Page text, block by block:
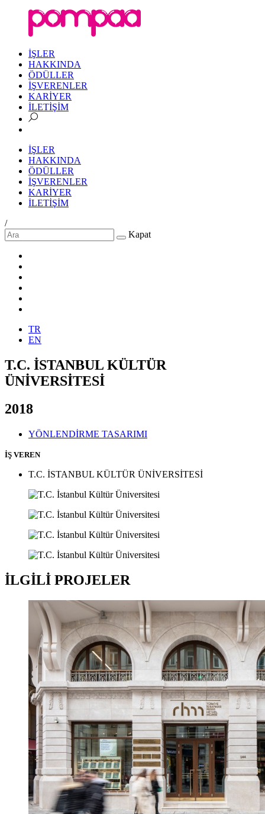
İŞLER
HAKKINDA
ÖDÜLLER
İŞVERENLER
KARİYER
İLETİŞİM
İŞLER
HAKKINDA
ÖDÜLLER
İŞVERENLER
KARİYER
İLETİŞİM
/
Kapat
TR
EN
T.C. İSTANBUL KÜLTÜR
ÜNİVERSİTESİ
2018
YÖNLENDİRME TASARIMI
İŞ VEREN
T.C. İSTANBUL KÜLTÜR ÜNİVERSİTESİ
İLGİLİ PROJELER